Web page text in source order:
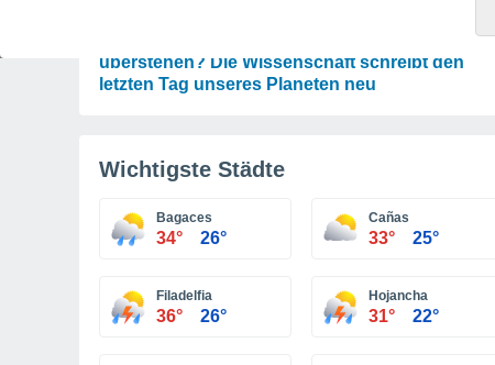
überstehen? Die Wissenschaft schreibt den
letzten Tag unseres Planeten neu
Wichtigste Städte
Bagaces
34° 26°
Cañas
33° 25°
Filadelfia
36° 26°
Hojancha
31° 22°